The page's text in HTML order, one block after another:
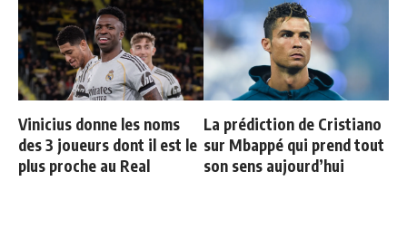
Vinicius donne les noms
des 3 joueurs dont il est le
plus proche au Real
La prédiction de Cristiano
sur Mbappé qui prend tout
son sens aujourd’hui